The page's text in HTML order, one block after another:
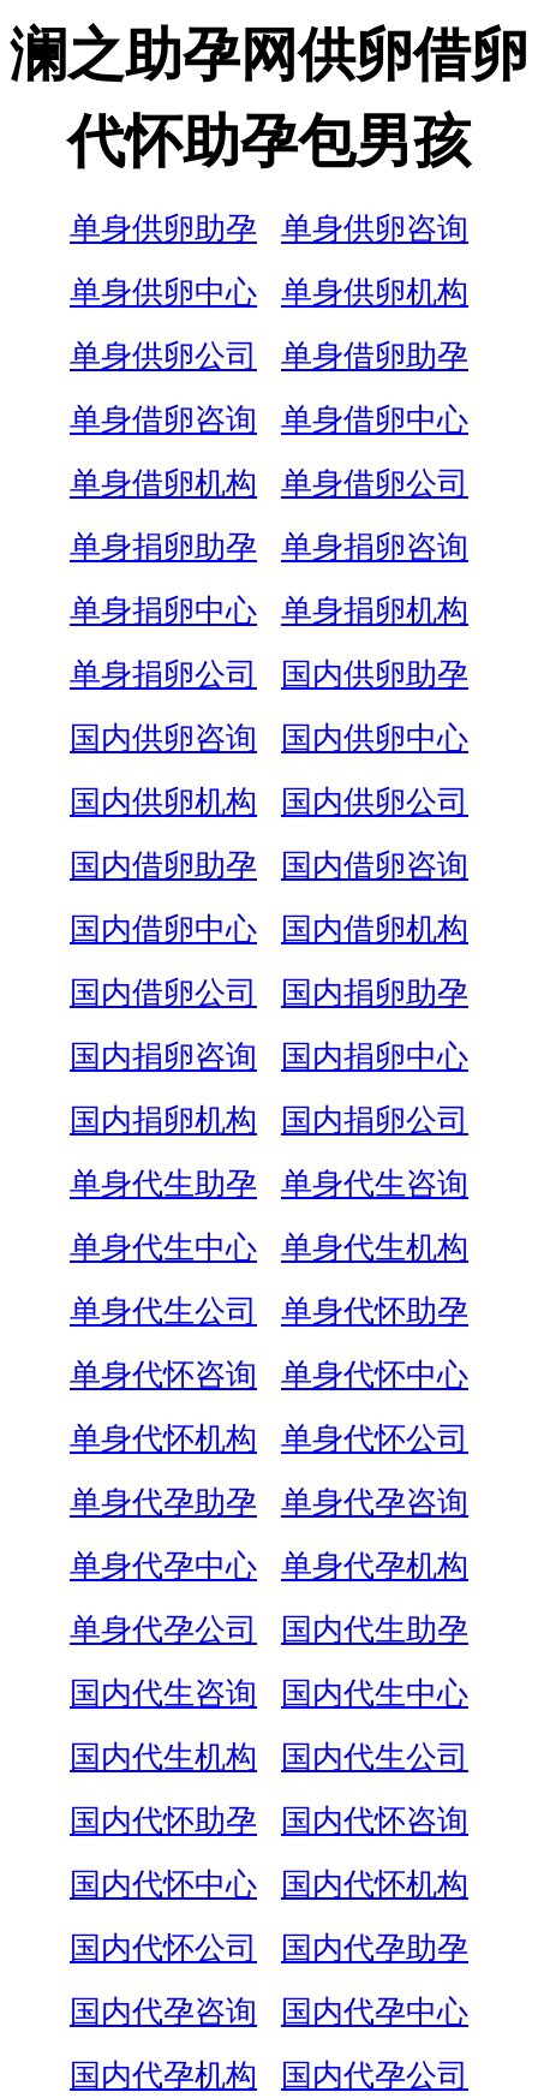
澜之助孕网供卵借卵
代怀助孕包男孩
单身供卵助孕
单身供卵咨询
单身供卵中心
单身供卵机构
单身供卵公司
单身借卵助孕
单身借卵咨询
单身借卵中心
单身借卵机构
单身借卵公司
单身捐卵助孕
单身捐卵咨询
单身捐卵中心
单身捐卵机构
单身捐卵公司
国内供卵助孕
国内供卵咨询
国内供卵中心
国内供卵机构
国内供卵公司
国内借卵助孕
国内借卵咨询
国内借卵中心
国内借卵机构
国内借卵公司
国内捐卵助孕
国内捐卵咨询
国内捐卵中心
国内捐卵机构
国内捐卵公司
单身代生助孕
单身代生咨询
单身代生中心
单身代生机构
单身代生公司
单身代怀助孕
单身代怀咨询
单身代怀中心
单身代怀机构
单身代怀公司
单身代孕助孕
单身代孕咨询
单身代孕中心
单身代孕机构
单身代孕公司
国内代生助孕
国内代生咨询
国内代生中心
国内代生机构
国内代生公司
国内代怀助孕
国内代怀咨询
国内代怀中心
国内代怀机构
国内代怀公司
国内代孕助孕
国内代孕咨询
国内代孕中心
国内代孕机构
国内代孕公司